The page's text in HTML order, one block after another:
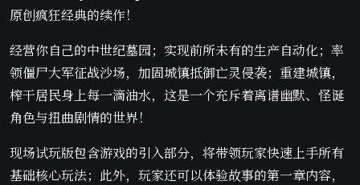
原创疯狂经典的续作！
经营你自己的中世纪墓园；实现前所未有的生产自动化；率
领僵尸大军征战沙场，加固城镇抵御亡灵侵袭；重建城镇，
榨干居民身上每一滴油水，这是一个充斥着离谱幽默、怪诞
角色与扭曲剧情的世界！
现场试玩版包含游戏的引入部分，将带领玩家快速上手所有
基础核心玩法；此外，玩家还可以体验故事的第一章内容，